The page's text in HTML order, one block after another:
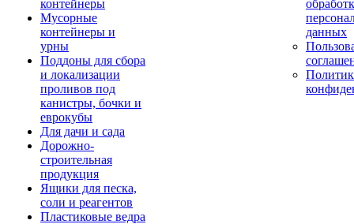
контейнеры
Мусорные
контейнеры и
урны
Поддоны для сбора
и локализации
проливов под
канистры, бочки и
еврокубы
Для дачи и сада
Дорожно-
строительная
продукция
Ящики для песка,
соли и реагентов
Пластиковые ведра
данных